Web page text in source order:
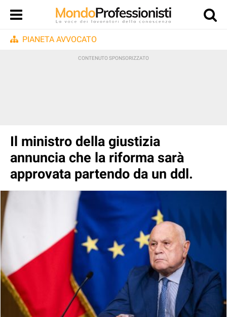
PIANETA AVVOCATO
Il ministro della giustizia
annuncia che la riforma sarà
approvata partendo da un ddl.